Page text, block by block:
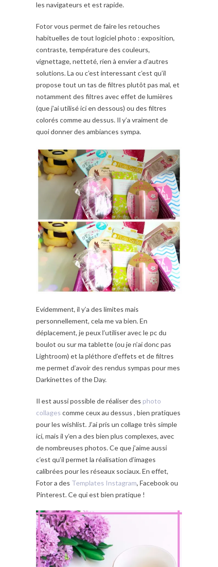
les navigateurs et est rapide.
Fotor vous permet de faire les retouches
habituelles de tout logiciel photo : exposition,
contraste, température des couleurs,
vignettage, netteté, rien à envier a d’autres
solutions. La ou c’est interessant c’est qu’il
propose tout un tas de filtres plutôt pas mal, et
notamment des filtres avec effet de lumières
(que j’ai utilisé ici en dessous) ou des filtres
colorés comme au dessus. Il y’a vraiment de
quoi donner des ambiances sympa.
Evidemment, il y’a des limites mais
personnellement, cela me va bien. En
déplacement, je peux l’utiliser avec le pc du
boulot ou sur ma tablette (ou je n’ai donc pas
Lightroom) et la pléthore d’effets et de filtres
me permet d’avoir des rendus sympas pour mes
Darkinettes of the Day.
Il est aussi possible de réaliser des photo
collages comme ceux au dessus , bien pratiques
pour les wishlist. J’ai pris un collage très simple
ici, mais il y’en a des bien plus complexes, avec
de nombreuses photos. Ce que j’aime aussi
c’est qu’il permet la réalisation d’images
calibrées pour les réseaux sociaux. En effet,
Fotor a des Templates Instagram, Facebook ou
Pinterest. Ce qui est bien pratique !